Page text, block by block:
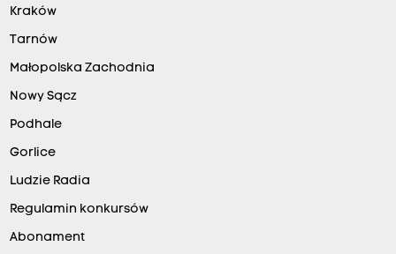
Kraków
Tarnów
Małopolska Zachodnia
Nowy Sącz
Podhale
Gorlice
Ludzie Radia
Regulamin konkursów
Abonament